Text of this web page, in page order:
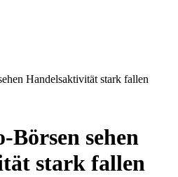
Handelsaktivität stark fallen
sehen
stark fallen